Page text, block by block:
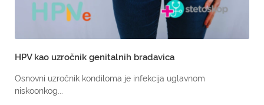
HPV kao uzročnik genitalnih bradavica
Osnovni uzročnik kondiloma je infekcija uglavnom
niskoonkog...